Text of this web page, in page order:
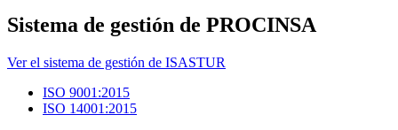
Sistema de gestión de PROCINSA
Ver el sistema de gestión de ISASTUR
ISO 9001:2015
ISO 14001:2015